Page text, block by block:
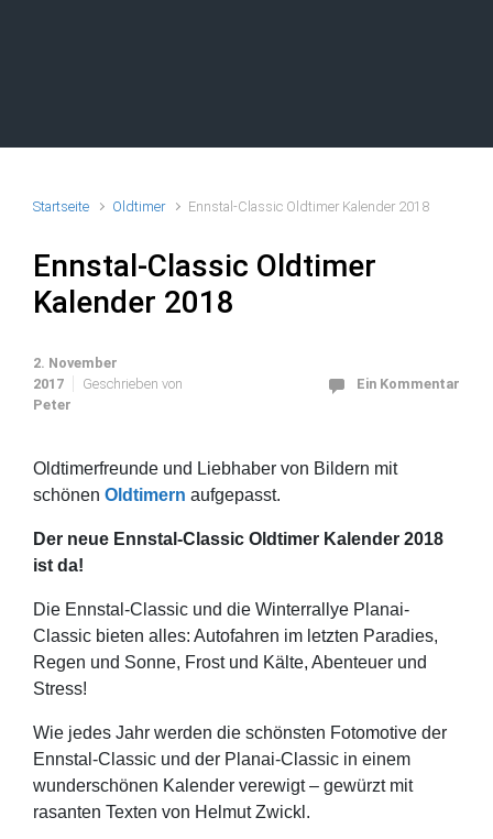
Startseite Oldtimer Ennstal-Classic Oldtimer Kalender 2018
Ennstal-Classic Oldtimer
Kalender 2018
2. November
2017
Geschrieben von
Peter
Ein Kommentar
Oldtimerfreunde und Liebhaber von Bildern mit
schönen Oldtimern aufgepasst.
Der neue Ennstal-Classic Oldtimer Kalender 2018
ist da!
Die Ennstal-Classic und die Winterrallye Planai-
Classic bieten alles: Autofahren im letzten Paradies,
Regen und Sonne, Frost und Kälte, Abenteuer und
Stress!
Wie jedes Jahr werden die schönsten Fotomotive der
Ennstal-Classic und der Planai-Classic in einem
wunderschönen Kalender verewigt – gewürzt mit
rasanten Texten von Helmut Zwickl.